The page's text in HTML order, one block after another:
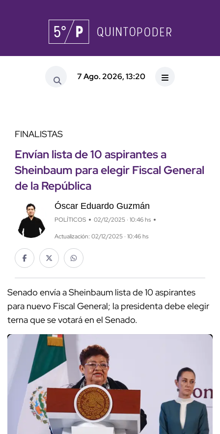
7 Ago. 2026, 13:20
FINALISTAS
Envían lista de 10 aspirantes a
Sheinbaum para elegir Fiscal General
de la República
Óscar Eduardo Guzmán
POLÍTICOS 02/12/2025 · 10:46 hs
Actualización: 02/12/2025 · 10:46 hs
Senado envía a Sheinbaum lista de 10 aspirantes
para nuevo Fiscal General; la presidenta debe elegir
terna que se votará en el Senado.